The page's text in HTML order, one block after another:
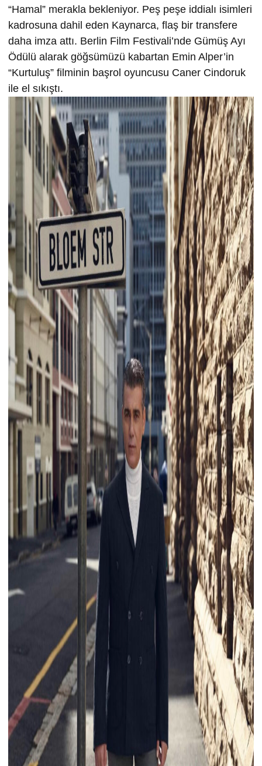
“Hamal” merakla bekleniyor. Peş peşe iddialı isimleri
kadrosuna dahil eden Kaynarca, flaş bir transfere
daha imza attı. Berlin Film Festivali’nde Gümüş Ayı
Ödülü alarak göğsümüzü kabartan Emin Alper’in
“Kurtuluş” filminin başrol oyuncusu Caner Cindoruk
ile el sıkıştı.